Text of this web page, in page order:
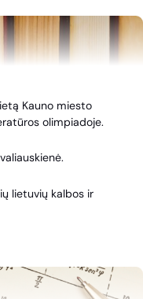
Kauno miesto
olimpiadoje.
lietuvių kalbos ir